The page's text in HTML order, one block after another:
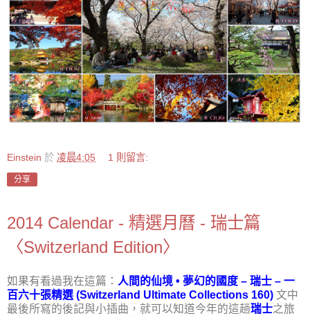
Einstein 於 凌晨4:05 1 則留言:
分享
2014 Calendar - 精選月曆 - 瑞士篇
〈Switzerland Edition〉
如果有看過我在這篇： 人間的仙境 • 夢幻的國度 – 瑞士 – 一
百六十張精選 (Switzerland Ultimate Collections 160) 文中
最後所寫的後記與小插曲，就可以知道今年的這趟瑞士之旅